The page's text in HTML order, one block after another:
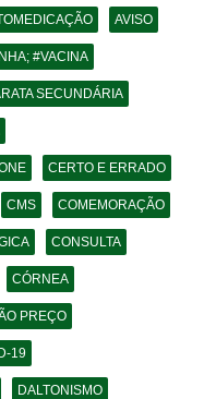
AVISO
#VACINA
SECUNDÁRIA
CERTO E ERRADO
CMS COMEMORAÇÃO
CONSULTA
CÓRNEA
PREÇO
19
DALTONISMO